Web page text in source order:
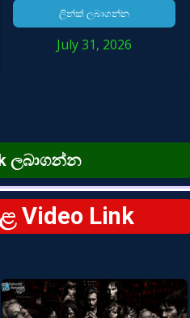
ලින්ක් ලබාගන්න
July 31, 2026
ලබාගන්න
Video Link